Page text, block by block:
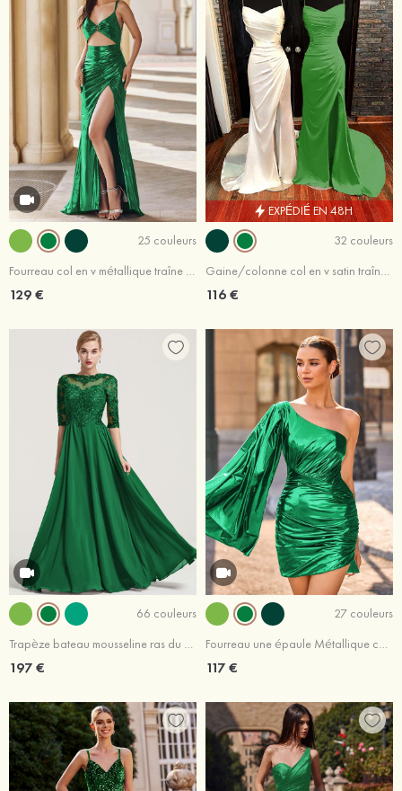
25 couleurs
Fourreau col en v métallique traîne balayage robe de bal
129 €
EXPÉDIÉ EN 48H
32 couleurs
Gaine/colonne col en v satin traîne balayage robe de bal avec pleated split
116 €
66 couleurs
Trapèze bateau mousseline ras du sol robe de mere de la mariée portobello
197 €
27 couleurs
Fourreau une épaule Métallique courte/mini robe de fête de la rentrée
117 €